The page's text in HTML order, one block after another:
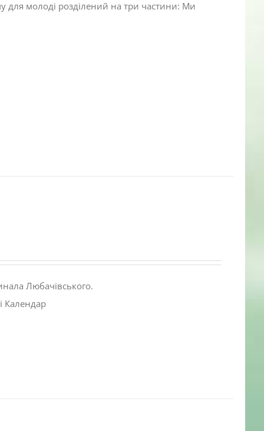
для молоді розділений на три частини: Ми
Любачівського.
Календар